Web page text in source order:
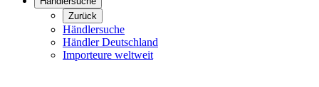
Zurück
Händlersuche
Händler Deutschland
Importeure weltweit